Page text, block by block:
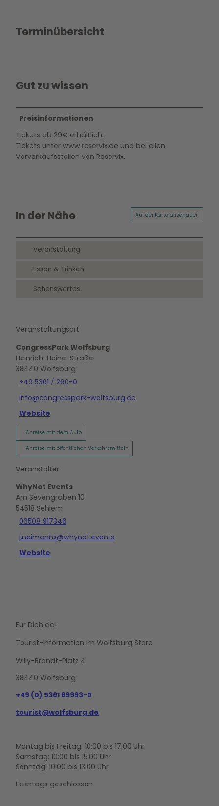
Terminübersicht
Gut zu wissen
Preisinformationen
Tickets ab 29€ erhältlich.
Tickets unter www.reservix.de und bei allen
Vorverkaufsstellen von Reservix.
In der Nähe Auf der Karte anschauen
Veranstaltung
Essen & Trinken
Sehenswertes
Veranstaltungsort
CongressPark Wolfsburg
Heinrich-Heine-Straße
38440 Wolfsburg
+49 5361 / 260-0
info@congresspark-wolfsburg.de
Website
Anreise mit dem Auto
Anreise mit öffentlichen Verkehrsmitteln
Veranstalter
WhyNot Events
Am Sevengraben 10
54518 Sehlem
06508 917346
j.neimanns@whynot.events
Website
Für Dich da!
Tourist-Information im Wolfsburg Store
Willy-Brandt-Platz 4
38440 Wolfsburg
+49 (0) 5361 89993-0
tourist@wolfsburg.de
Montag bis Freitag: 10:00 bis 17:00 Uhr
Samstag: 10:00 bis 15:00 Uhr
Sonntag: 10:00 bis 13:00 Uhr
Feiertags geschlossen